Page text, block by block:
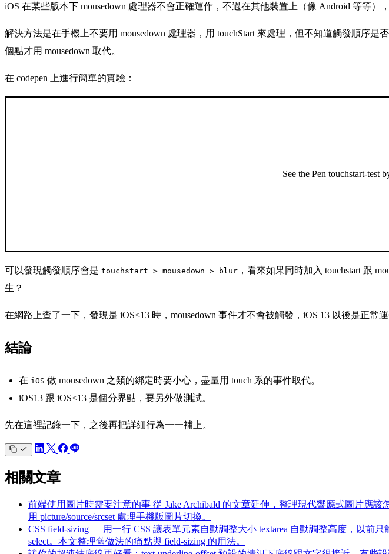
iOS 在某些版本下 mousedown 處理器不會正確運作，不過在其他裝置上（像 Android 等等），
解決方法是在手機上不要用 mousedown 處理器，用 touchStart 來處理，但不知道觸發順序
個點才用 mousedown 取代。
在 codepen 上進行簡單的實驗：
See the Pen touchstart-test
可以發現觸發順序會是 touchstart > mousedown > blur ，看來如果同時加入 touchstart 跟
生？
在網路上查了一下 ，發現是 iOS<13 時，mousedown 事件才不會被觸發，iOS 13 以後是正常
結論
在 iOS 做 mousedown 之類的綁定時要小心，盡量用 touch 系的事件取代。
iOS13 跟 iOS<13 是個分界點，要另外做測試。
先在這裡記錄一下，之後再把詳細行為一一補上。
相關文章
前端使用圖片時需要注意的事 從 Jake Archibald 的文章延伸，整理現代響應式圖片應該
用 picture/source/srcset 處理手機版圖片切換。
CSS field-sizing — 用一行 CSS 讓表單元素自動調整大小 textarea 自動調整高度，以前只
select。本文整理舊做法的痛點與 field-sizing 的用法。